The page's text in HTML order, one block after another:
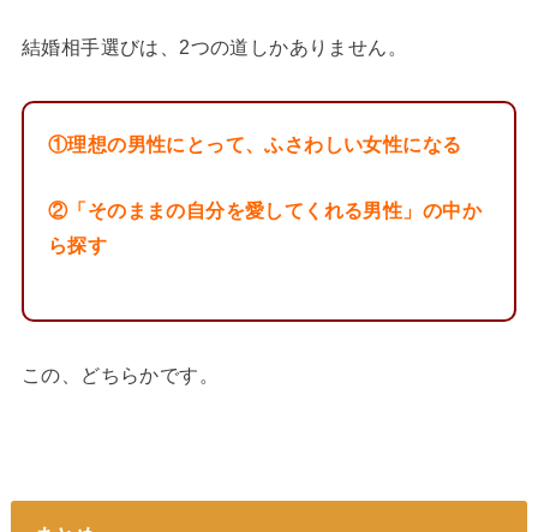
結婚相手選びは、2つの道しかありません。
①理想の男性にとって、ふさわしい女性になる
②「そのままの自分を愛してくれる男性」の中か
ら探す
この、どちらかです。